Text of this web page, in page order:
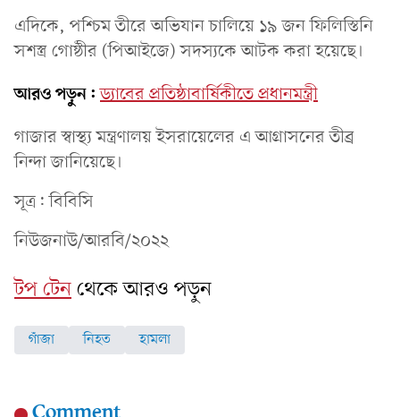
এদিকে, পশ্চিম তীরে অভিযান চালিয়ে ১৯ জন ফিলিস্তিনি
সশস্ত্র গোষ্ঠীর (পিআইজে) সদস্যকে আটক করা হয়েছে।
আরও পড়ুন: ড্যাবের প্রতিষ্ঠাবার্ষিকীতে প্রধানমন্ত্রী
গাজার স্বাস্থ্য মন্ত্রণালয় ইসরায়েলের এ আগ্রাসনের তীব্র
নিন্দা জানিয়েছে।
সূত্র: বিবিসি
নিউজনাউ/আরবি/২০২২
টপ টেনথেকে আরও পড়ুন
গাঁজা নিহত হামলা